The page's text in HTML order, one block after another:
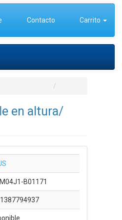
Contacto Carrito
en altura/
B01171